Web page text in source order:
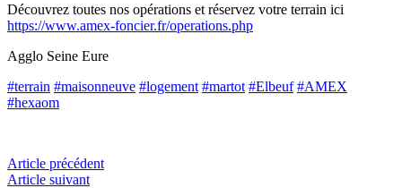
Découvrez toutes nos opérations et réservez votre terrain ici
https://www.amex-foncier.fr/operations.php
Agglo Seine Eure
#terrain #maisonneuve #logement #martot #Elbeuf #AMEX
#hexaom
Article précédent
Article suivant